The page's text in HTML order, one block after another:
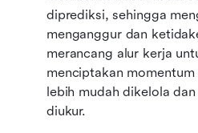
diprediksi, sehingga
menganggur dan
merancang alur kerja
menciptakan
lebih mudah dikelola
diukur.